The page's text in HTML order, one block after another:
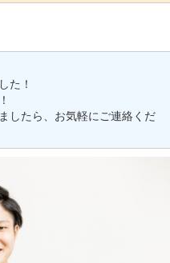
た！
したら、お気軽にご連絡くだ